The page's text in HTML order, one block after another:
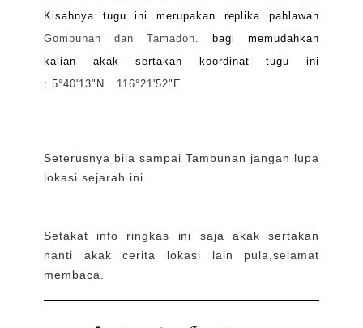
Kisahnya tugu ini merupakan replika pahlawan
Gombunan dan Tamadon.
bagi memudahkan
kalian akak sertakan koordinat tugu ini
: 5°40'13"N 116°21'52"E
Seterusnya bila sampai Tambunan jangan lupa
lokasi sejarah ini.
Setakat info ringkas ini saja akak sertakan
nanti akak cerita lokasi lain pula,selamat
membaca.